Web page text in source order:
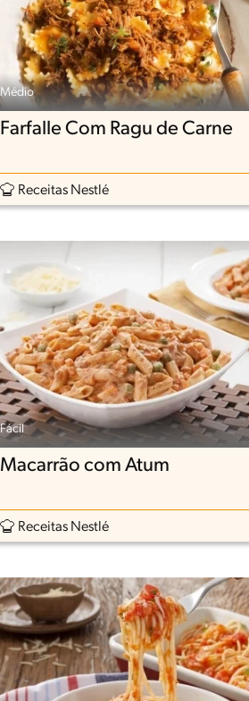
Médio
Farfalle Com Ragu de Carne
Receitas Nestlé
Fácil
Macarrão com Atum
Receitas Nestlé